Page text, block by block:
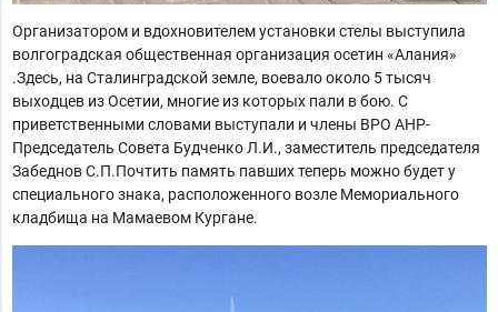
Организатором и вдохновителем установки стелы выступила
волгоградская общественная организация осетин «Алания»
.Здесь, на Сталинградской земле, воевало около 5 тысяч
выходцев из Осетии, многие из которых пали в бою. С
приветственными словами выступали и члены ВРО АНР-
Председатель Совета Будченко Л.И., заместитель председателя
Забеднов С.П.Почтить память павших теперь можно будет у
специального знака, расположенного возле Мемориального
кладбища на Мамаевом Кургане.